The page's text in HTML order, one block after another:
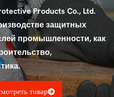
Products Co., Ltd.
защитных
промышленности, как
товар